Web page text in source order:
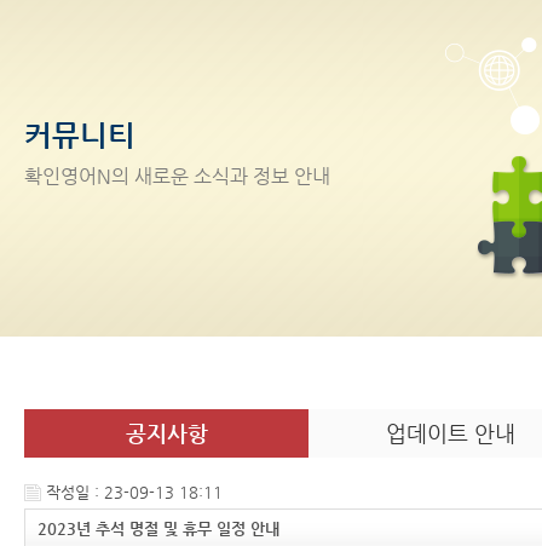
커뮤니티
확인영어 N의 새로운 소식과 정보 안내
공지사항 업데이트 안내
작성일 : 23-09-13 18:11
2023년 추석 명절 및 휴무 일정 안내